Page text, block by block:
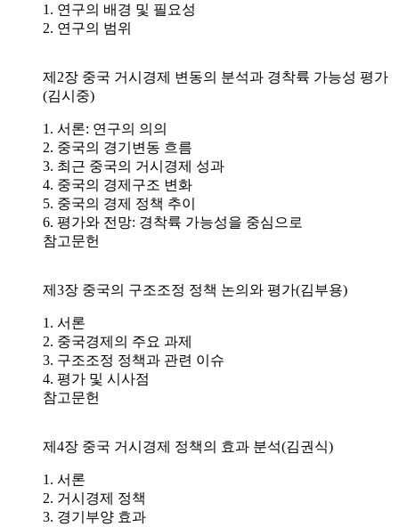
1. 연구의 배경 및 필요성
2. 연구의 범위
제2장 중국 거시경제 변동의 분석과 경착륙 가능성 평가
(김시중)
1. 서론: 연구의 의의
2. 중국의 경기변동 흐름
3. 최근 중국의 거시경제 성과
4. 중국의 경제구조 변화
5. 중국의 경제 정책 추이
6. 평가와 전망: 경착륙 가능성을 중심으로
참고문헌
제3장 중국의 구조조정 정책 논의와 평가(김부용)
1. 서론
2. 중국경제의 주요 과제
3. 구조조정 정책과 관련 이슈
4. 평가 및 시사점
참고문헌
제4장 중국 거시경제 정책의 효과 분석(김권식)
1. 서론
2. 거시경제 정책
3. 경기부양 효과